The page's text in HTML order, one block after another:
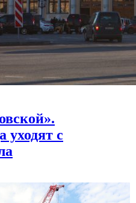
уходят с